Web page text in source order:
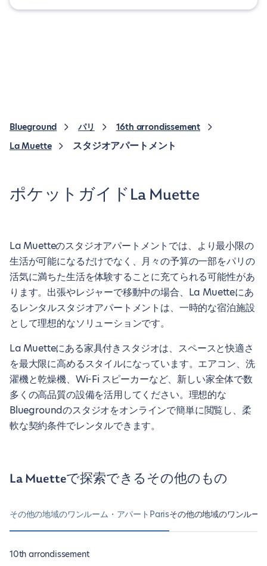
Blueground パリ
16th arrondissement
La Muette
スタジオアパートメント
ポケットガイドLa Muette
La Muetteのスタジオアパートメントでは、より最小限の
生活が可能になるだけでなく、月々の予算の一部をパリの
活気に満ちた生活を体験することに充てられる可能性があ
ります。出張やレジャーで移動中の場合、La Muetteにあ
るレンタルスタジオアパートメントは、一時的な宿泊施設
として理想的なソリューションです。
La Muetteにある家具付きスタジオは、スペースと快適さ
を最大限に高めるスタイルになっています。エアコン、洗
濯機と乾燥機、Wi-Fi スピーカーなど、新しい家全体で数
多くの高品質の設備を活用してください。理想的な
Bluegroundのスタジオをオンラインで簡単に閲覧し、柔
軟な契約条件でレンタルできます。
La Muetteで探索できるその他のもの
その他の地域のワンルーム・アパートParisその他の地域のワンルー
10th arrondissement